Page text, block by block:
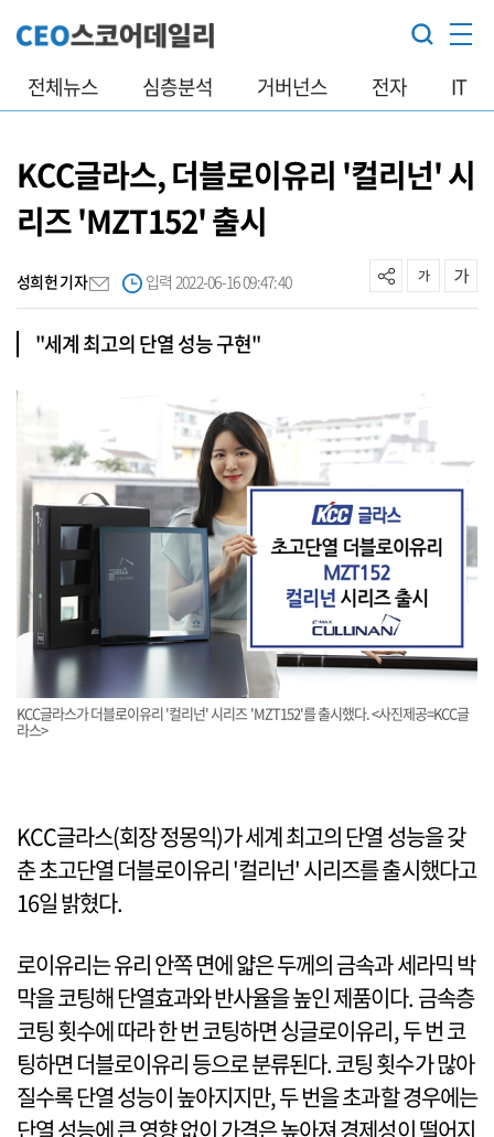
전체뉴스 심층분석 거버넌스 전자 IT
KCC글라스, 더블로이유리 '컬리넌' 시
리즈 'MZT152' 출시
성희헌 기자 입력 2022-06-16 09:47:40
"세계 최고의 단열 성능 구현"
KCC글라스가 더블로이유리 '컬리넌' 시리즈 'MZT152'를 출시했다. <사진제공=KCC글
라스>
KCC글라스(회장 정몽익)가 세계 최고의 단열 성능을 갖
춘 초고단열 더블로이유리 '컬리넌' 시리즈를 출시했다고
16일 밝혔다.
로이유리는 유리 안쪽 면에 얇은 두께의 금속과 세라믹 박
막을 코팅해 단열효과와 반사율을 높인 제품이다. 금속층
코팅 횟수에 따라 한 번 코팅하면 싱글로이유리, 두 번 코
팅하면 더블로이유리 등으로 분류된다. 코팅 횟수가 많아
질수록 단열 성능이 높아지지만, 두 번을 초과할 경우에는
단열 성능에 큰 영향 없이 가격은 높아져 경제성이 떨어지